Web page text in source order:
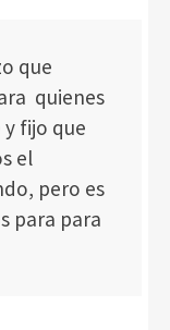
que
quienes
fijo que
el
pero es
para para